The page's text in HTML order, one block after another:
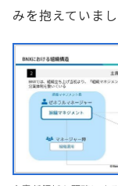
みを抱えていまし